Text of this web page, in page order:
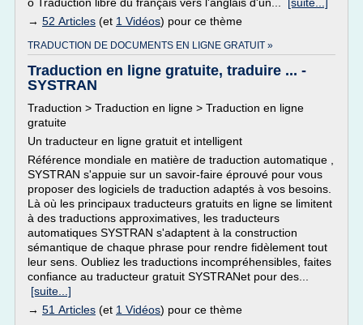
→ 52 Articles (et 1 Vidéos) pour ce thème
TRADUCTION DE DOCUMENTS EN LIGNE GRATUIT »
Traduction en ligne gratuite, traduire ... -
SYSTRAN
Traduction > Traduction en ligne > Traduction en ligne
gratuite
Un traducteur en ligne gratuit et intelligent
Référence mondiale en matière de traduction automatique ,
SYSTRAN s'appuie sur un savoir-faire éprouvé pour vous
proposer des logiciels de traduction adaptés à vos besoins.
Là où les principaux traducteurs gratuits en ligne se limitent
à des traductions approximatives, les traducteurs
automatiques SYSTRAN s'adaptent à la construction
sémantique de chaque phrase pour rendre fidèlement tout
leur sens. Oubliez les traductions incompréhensibles, faites
confiance au traducteur gratuit SYSTRANet pour des...
[suite...]
→ 51 Articles (et 1 Vidéos) pour ce thème